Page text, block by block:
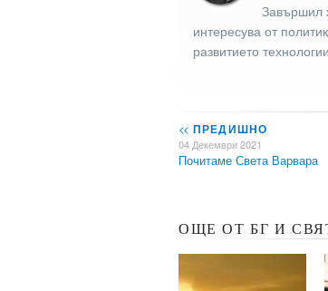
Завършил
интересува от
развитието
<< ПРЕДИШНО
04 Декември 2021
Почитаме Света Варвара
ОЩЕ ОТ БГ И